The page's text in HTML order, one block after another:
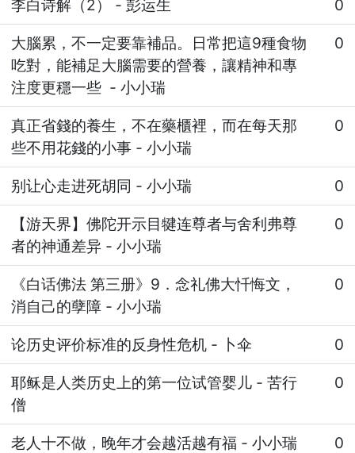
李白诗解（2） - 彭运生 0
大腦累，不一定要靠補品。日常把這9種食物
吃對，能補足大腦需要的營養，讓精神和專
注度更穩一些 - 小小瑞
0
真正省錢的養生，不在藥櫃裡，而在每天那
些不用花錢的小事 - 小小瑞
0
别让心走进死胡同 - 小小瑞 0
【游天界】佛陀开示目犍连尊者与舍利弗尊
者的神通差异 - 小小瑞
0
《白话佛法 第三册》9．念礼佛大忏悔文，
消自己的孽障 - 小小瑞
0
论历史评价标准的反身性危机 - 卜伞 0
耶稣是人类历史上的第一位试管婴儿 - 苦行
僧
0
老人十不做，晚年才会越活越有福 - 小小瑞 0